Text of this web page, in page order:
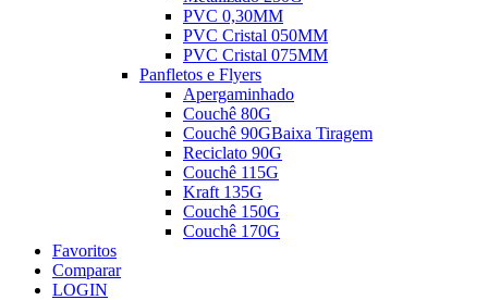
PVC 0,30MM
PVC Cristal 050MM
PVC Cristal 075MM
Panfletos e Flyers
Apergaminhado
Couchê 80G
Couchê 90GBaixa Tiragem
Reciclato 90G
Couchê 115G
Kraft 135G
Couchê 150G
Couchê 170G
Favoritos
Comparar
LOGIN